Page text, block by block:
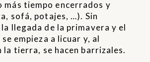
más tiempo encerrados y
sofá, potajes, …). Sin
llegada de la primavera y el
empieza a licuar y, al
la tierra, se hacen barrizales.